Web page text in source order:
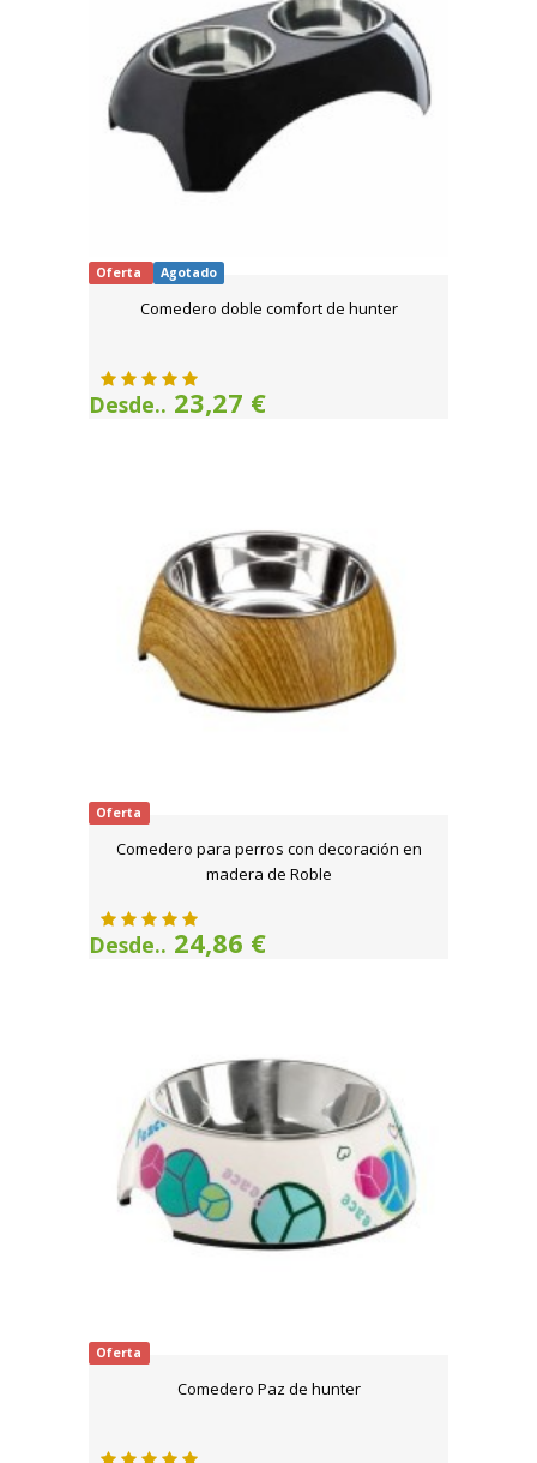
Oferta Agotado
Comedero doble comfort de hunter
Desde.. 23,27 €
Oferta
Comedero para perros con decoración en
madera de Roble
Desde.. 24,86 €
Oferta
Comedero Paz de hunter